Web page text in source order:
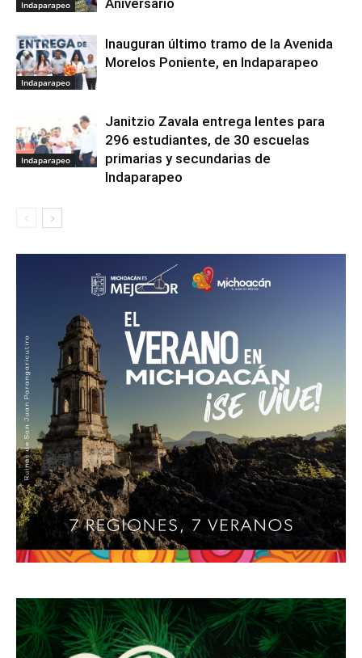
Indaparapeo
Indaparapeo
Inauguran último tramo de la Avenida
Morelos Poniente, en Indaparapeo
Indaparapeo
Janitzio Zavala entrega lentes para
296 estudiantes, de 30 escuelas
primarias y secundarias de
Indaparapeo